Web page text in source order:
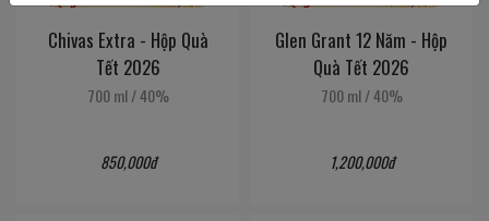
Chivas Extra - Hộp Quà
Tết 2026
700 ml/40%
850,000đ
Glen Grant 12 Năm - Hộp
Quà Tết 2026
700 ml/40%
1,200,000đ